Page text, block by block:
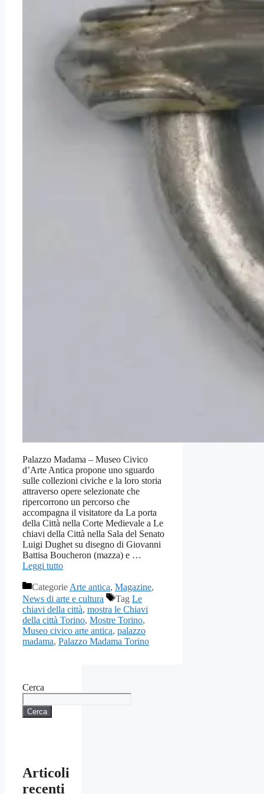
Palazzo Madama – Museo Civico
d’Arte Antica propone uno sguardo
sulle collezioni civiche e la loro storia
attraverso opere selezionate che
ripercorrono un percorso che
accompagna il visitatore da La porta
della Città nella Corte Medievale a Le
chiavi della Città nella Sala del Senato
Luigi Dughet su disegno di Giovanni
Battisa Boucheron (mazza) e …
Leggi tutto
Categorie Arte antica, Magazine,
News di arte e cultura
Tag Le
chiavi della città, mostra le Chiavi
della città Torino, Mostre Torino,
Museo civico arte antica, palazzo
madama, Palazzo Madama Torino
Cerca
Cerca
Articoli
recenti